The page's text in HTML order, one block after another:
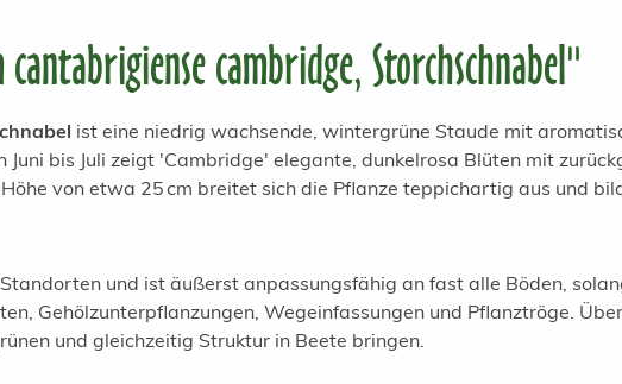
cambridge, Storchschnabel"
ist eine niedrig wachsende, wintergrüne Staude mit
bis Juli zeigt 'Cambridge' elegante, dunkelrosa Blüten mit
von etwa 25 cm breitet sich die Pflanze teppichartig aus und
und ist äußerst anpassungsfähig an fast alle Böden,
Gehölzunterpflanzungen, Wegeinfassungen und Pflanztröge.
und gleichzeitig Struktur in Beete bringen.